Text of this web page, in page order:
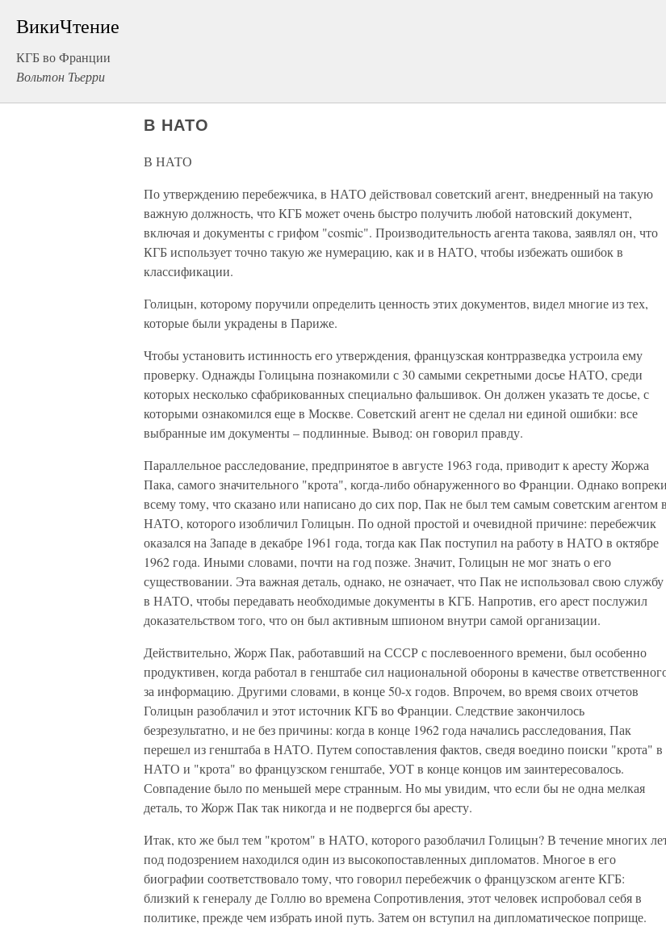
ВикиЧтение
КГБ во Франции
Вольтон Тьерри
В НАТО
В НАТО
По утверждению перебежчика, в НАТО действовал советский агент, внедренный на такую
важную должность, что КГБ может очень быстро получить любой натовский документ,
включая и документы с грифом "cosmic". Производительность агента такова, заявлял он, что
КГБ использует точно такую же нумерацию, как и в НАТО, чтобы избежать ошибок в
классификации.
Голицын, которому поручили определить ценность этих документов, видел многие из тех,
которые были украдены в Париже.
Чтобы установить истинность его утверждения, французская контрразведка устроила ему
проверку. Однажды Голицына познакомили с 30 самыми секретными досье НАТО, среди
которых несколько сфабрикованных специально фальшивок. Он должен указать те досье, с
которыми ознакомился еще в Москве. Советский агент не сделал ни единой ошибки: все
выбранные им документы – подлинные. Вывод: он говорил правду.
Параллельное расследование, предпринятое в августе 1963 года, приводит к аресту Жоржа
Пака, самого значительного "крота", когда-либо обнаруженного во Франции. Однако вопреки
всему тому, что сказано или написано до сих пор, Пак не был тем самым советским агентом в
НАТО, которого изобличил Голицын. По одной простой и очевидной причине: перебежчик
оказался на Западе в декабре 1961 года, тогда как Пак поступил на работу в НАТО в октябре
1962 года. Иными словами, почти на год позже. Значит, Голицын не мог знать о его
существовании. Эта важная деталь, однако, не означает, что Пак не использовал свою службу
в НАТО, чтобы передавать необходимые документы в КГБ. Напротив, его арест послужил
доказательством того, что он был активным шпионом внутри самой организации.
Действительно, Жорж Пак, работавший на СССР с послевоенного времени, был особенно
продуктивен, когда работал в генштабе сил национальной обороны в качестве
за информацию. Другими словами, в конце 50-х годов. Впрочем, во время своих отчетов
Голицын разоблачил и этот источник КГБ во Франции. Следствие закончилось
безрезультатно, и не без причины: когда в конце 1962 года начались расследования, Пак
перешел из генштаба в НАТО. Путем сопоставления фактов, сведя воедино поиски "крота" в
НАТО и "крота" во французском генштабе, УОТ в конце концов им заинтересовалось.
Совпадение было по меньшей мере странным. Но мы увидим, что если бы не одна мелкая
деталь, то Жорж Пак так никогда и не подвергся бы аресту.
Итак, кто же был тем "кротом" в НАТО, которого разоблачил Голицын? В течение многих
под подозрением находился один из высокопоставленных дипломатов. Многое в его
биографии соответствовало тому, что говорил перебежчик о французском агенте КГБ:
близкий к генералу де Голлю во времена Сопротивления, этот человек испробовал себя в
политике, прежде чем избрать иной путь. Затем он вступил на дипломатическое поприще.